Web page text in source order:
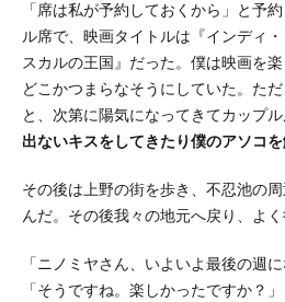
「席は私が予約しておくから」と予
ル席で、映画タイトルは『インディ
スカルの王国』だった。僕は映画を
どこかつまらなそうにしていた。た
と、次第に陽気になってきてカップル
出ないキスをしてきたり僕のアソコを
その後は上野の街を歩き、不忍池の
んだ。その後我々の地元へ戻り、よく
「ニノミヤさん、いよいよ最後の週に
「そうですね。楽しかったですか？」